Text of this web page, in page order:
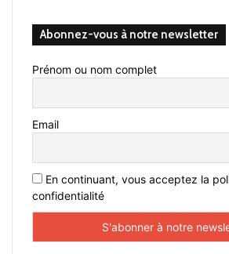
Abonnez-vous à notre newsletter
Prénom ou nom complet
Email
En continuant, vous acceptez la
confidentialité